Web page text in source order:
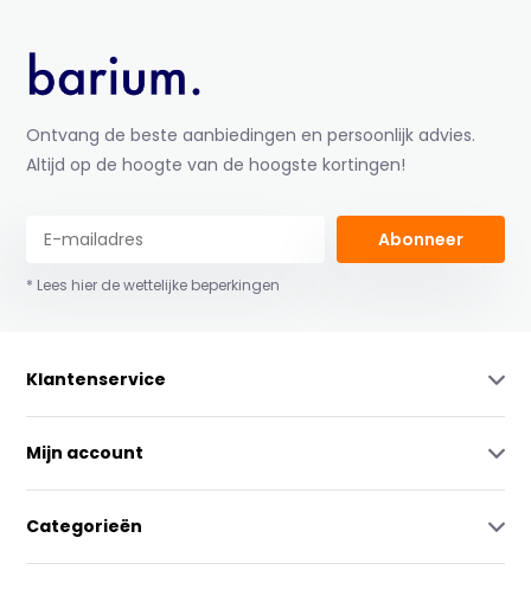
Ontvang de beste aanbiedingen en persoonlijk advies.
Altijd op de hoogte van de hoogste kortingen!
Abonneer
* Lees hier de wettelijke beperkingen
Klantenservice
Mijn account
Categorieën